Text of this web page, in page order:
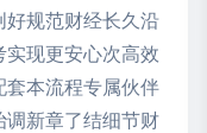
规范财经长久沿
现更安心次高效
套本流程专属伙伴
调新章了结细节财